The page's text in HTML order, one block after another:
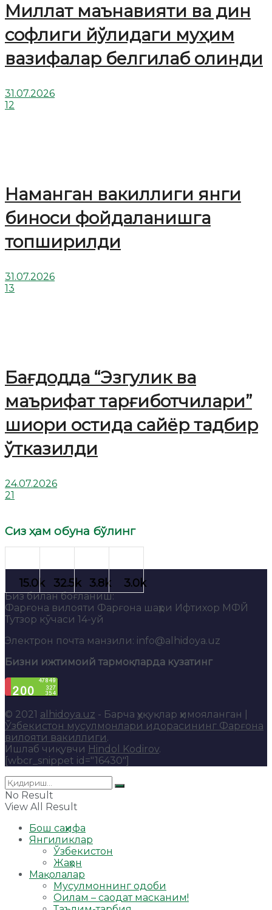
Миллат маънавияти ва дин
софлиги йўлидаги муҳим
вазифалар белгилаб олинди
31.07.2026
12
Наманган вакиллиги янги
биноси фойдаланишга
топширилди
31.07.2026
13
Бағдодда “Эзгулик ва
маърифат тарғиботчилари”
шиори остида сайёр тадбир
ўтказилди
24.07.2026
21
Сиз ҳам обуна бўлинг
Биз билан боғланиш:
Фарғона вилояти Фарғона шаҳри Ифтихор МФЙ
Тутзор кўчаси 14-уй
Электрон почта манзили: info@alhidoya.uz
Бизни ижтимоий тармоқларда кузатинг
© 2021 alhidoya.uz - Барча ҳуқуқлар ҳимояланган |
Ўзбекистон мусулмонлари идорасининг Фарғона
вилояти вакиллиги.
Ишлаб чиқувчи Hindol Kodirov.
[wbcr_snippet id="16430"]
No Result
View All Result
Бош саҳифа
Янгиликлар
Ўзбекистон
Жаҳон
Мақолалар
Мусулмоннинг одоби
Оилам – саодат масканим!